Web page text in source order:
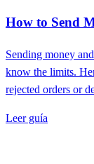
How to Send
Sending money
know the limits.
rejected orders or
Leer guía